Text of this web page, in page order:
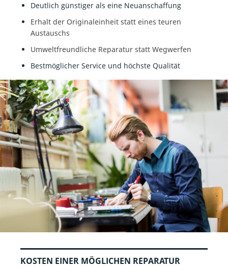
Deutlich günstiger als eine Neuanschaffung
Erhalt der Originaleinheit statt eines teuren
Austauschs
Umweltfreundliche Reparatur statt Wegwerfen
Bestmöglicher Service und höchste Qualität
KOSTEN EINER MÖGLICHEN REPARATUR